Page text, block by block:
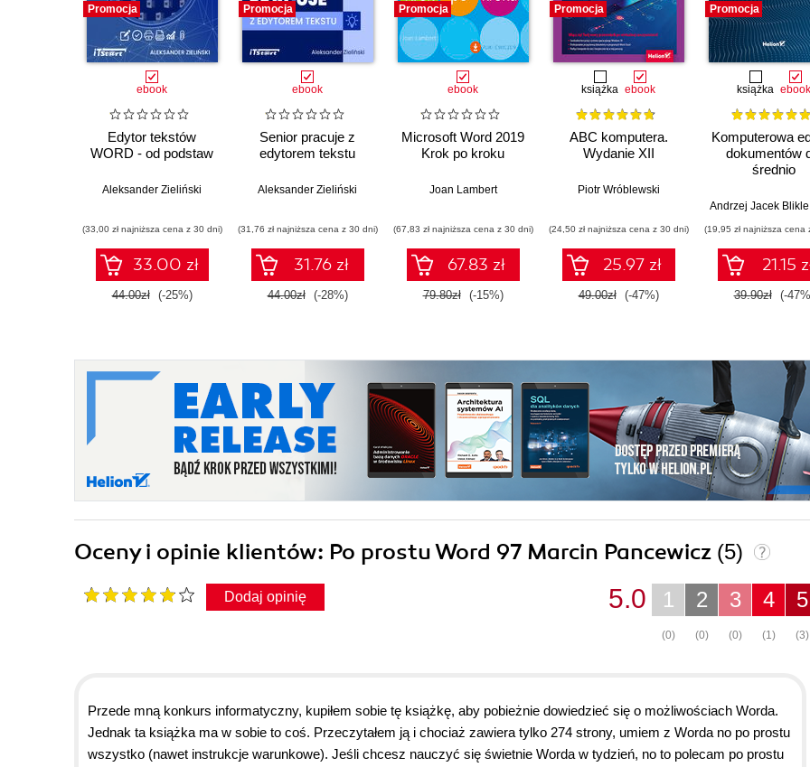
Promocja
ebook
Edytor tekstów
WORD - od podstaw
Aleksander Zieliński
(33,00 zł najniższa cena z 30 dni)
33.00 zł
44.00zł (-25%)
Promocja
ebook
Senior pracuje z
edytorem tekstu
Aleksander Zieliński
(31,76 zł najniższa cena z 30 dni)
31.76 zł
44.00zł (-28%)
Promocja
ebook
Microsoft Word 2019
Krok po kroku
Joan Lambert
(67,83 zł najniższa cena z 30 dni)
67.83 zł
79.80zł (-15%)
Promocja
książka ebook
ABC komputera.
Wydanie XII
Piotr Wróblewski
(24,50 zł najniższa cena z 30 dni)
25.97 zł
49.00zł (-47%)
Promocja
książka ebook
Komputerowa
dokumentów
średnio
Andrzej Jacek Blikle
(19,95 zł najniższa cena
21.15
39.90zł (-
Oceny i opinie klientów: Po prostu Word 97 Marcin Pancewicz (5)
Dodaj opinię 5
(3)
4
(1)
3
(0)
2
(0)
1
(0)
5.0
Przede mną konkurs informatyczny, kupiłem sobie tę książkę, aby pobieżnie dowiedzieć się o możliwościach Worda.
Jednak ta książka ma w sobie to coś. Przeczytałem ją i chociaż zawiera tylko 274 strony, umiem z Worda no po prostu
wszystko (nawet instrukcje warunkowe). Jeśli chcesz nauczyć się świetnie Worda w tydzień, no to polecam po prostu